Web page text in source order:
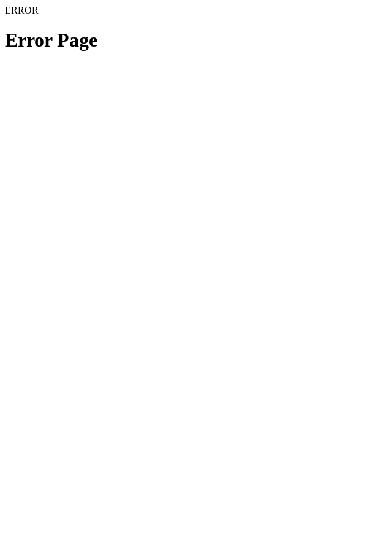
ERROR
Error Page